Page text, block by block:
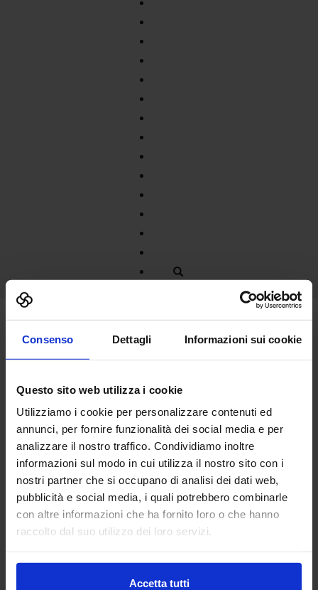
Consenso Dettagli Informazioni sui cookie
Questo sito web utilizza i cookie
Utilizziamo i cookie per personalizzare contenuti ed
annunci, per fornire funzionalità dei social media e per
analizzare il nostro traffico. Condividiamo inoltre
informazioni sul modo in cui utilizza il nostro sito con i
nostri partner che si occupano di analisi dei dati web,
pubblicità e social media, i quali potrebbero combinarle
con altre informazioni che ha fornito loro o che hanno
raccolto dal suo utilizzo dei loro servizi.
Accetta tutti
Apr
BARITALIA HUB,
BARI 2017.FOTO DI
ANDREA
SAMARITANI –
MERIDIANA